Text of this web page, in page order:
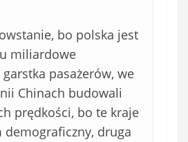
bo polska jest
miliardowe
pasażerów, we
Chinach budowali
prędkości, bo te kraje
demograficzny, druga